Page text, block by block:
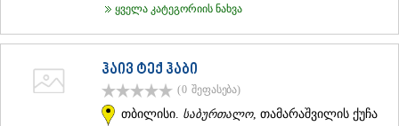
ყველა კატეგორიის ნახვა
ჰაივ ტექ ჰაბი
(0 შეფასება)
თბილისი. საბურთალო, თამარაშვილის ქუჩა